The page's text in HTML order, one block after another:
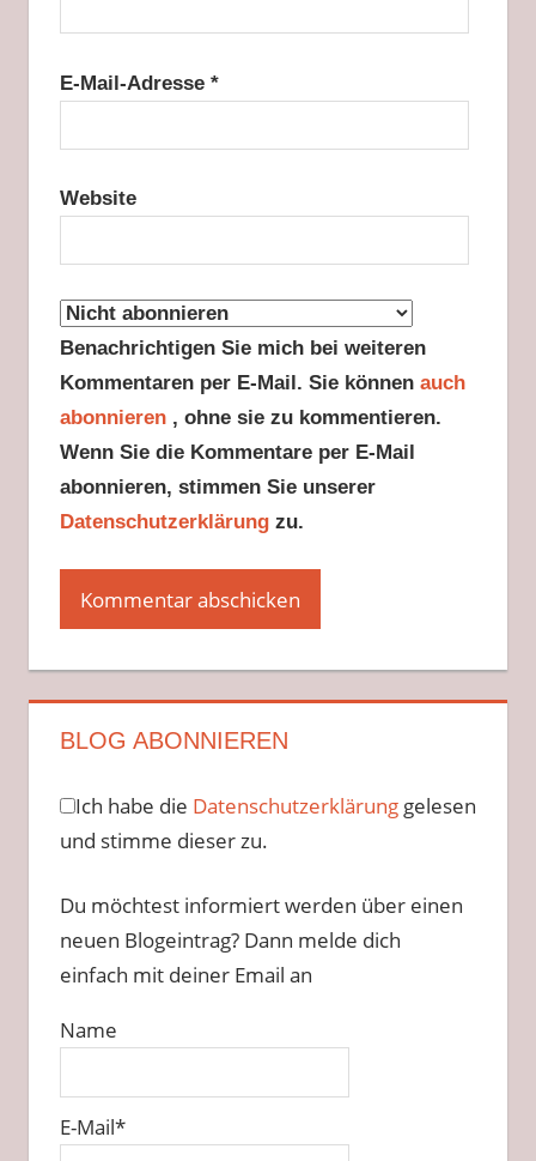
E-Mail-Adresse *
Website
Benachrichtigen Sie mich bei weiteren
Kommentaren per E-Mail. Sie können auch
abonnieren , ohne sie zu kommentieren.
Wenn Sie die Kommentare per E-Mail
abonnieren, stimmen Sie unserer
Datenschutzerklärungzu.
BLOG ABONNIEREN
Ich habe die Datenschutzerklärunggelesen
und stimme dieser zu.
Du möchtest informiert werden über einen
neuen Blogeintrag? Dann melde dich
einfach mit deiner Email an
Name
E-Mail*